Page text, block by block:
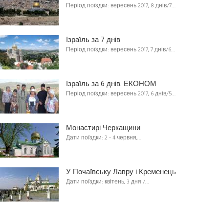
Період поїздки: вересень 2017, 8 днів/7…
Ізраїль за 7 днів
Період поїздки: вересень 2017, 7 днів/6…
Ізраїль за 6 днів. ЕКОНОМ
Період поїздки: вересень 2017, 6 днів/5…
Монастирі Черкащини
Дати поїздки: 2 - 4 червня,…
У Почаївську Лавру і Кременець
Дати поїздки: квітень, 3 дня /…